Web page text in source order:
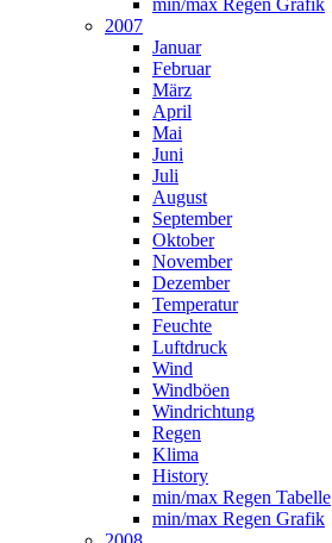
min/max Regen Grafik
2007
Januar
Februar
März
April
Mai
Juni
Juli
August
September
Oktober
November
Dezember
Temperatur
Feuchte
Luftdruck
Wind
Windböen
Windrichtung
Regen
Klima
History
min/max Regen Tabelle
min/max Regen Grafik